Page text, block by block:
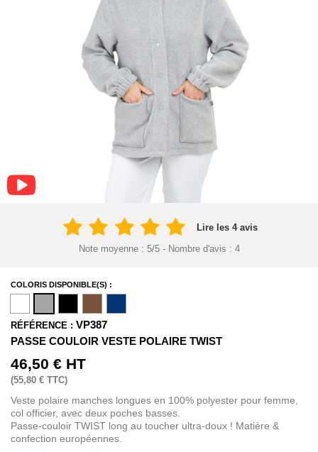
Lire les 4 avis
Note moyenne : 5/5- Nombre d'avis : 4
COLORIS DISPONIBLE(S) :
RÉFÉRENCE : VP387
PASSE COULOIR VESTE POLAIRE TWIST
46,50 € HT
(55,80 € TTC)
Veste polaire manches longues en 100% polyester pour femme,
col officier, avec deux poches basses.
Passe-couloir TWIST long au toucher ultra-doux ! Matière &
confection européennes.